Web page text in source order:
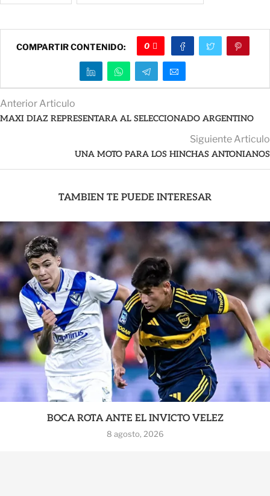
COMPARTIR CONTENIDO: 0
Anterior Articulo
MAXI DIAZ REPRESENTARA AL SELECCIONADO ARGENTINO
Siguiente Articulo
UNA MOTO PARA LOS HINCHAS ANTONIANOS
TAMBIEN TE PUEDE INTERESAR
BOCA ROTA ANTE EL INVICTO VELEZ
8 agosto, 2026